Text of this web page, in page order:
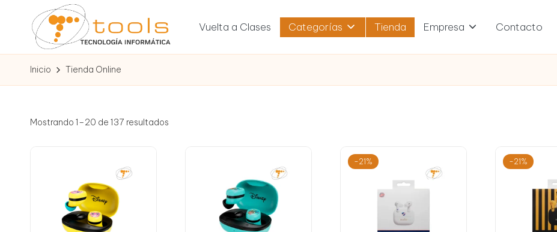
contenido
T
o
o
tienda
de
Vuelta a Clases Categorías Tienda Empresa Contacto
Inicio Tienda Online
Mostrando 1–20 de 137 resultados
-21% -21%